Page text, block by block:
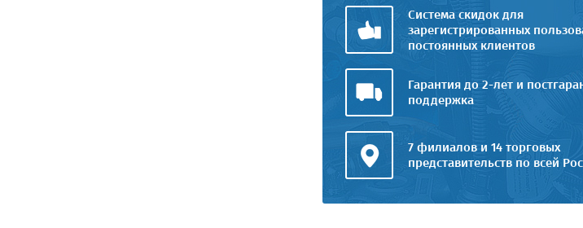
Система скидок для
зарегистрированных
постоянных клиентов
Гарантия до 2-лет и
поддержка
7 филиалов и 14 торговых
представительств по всей